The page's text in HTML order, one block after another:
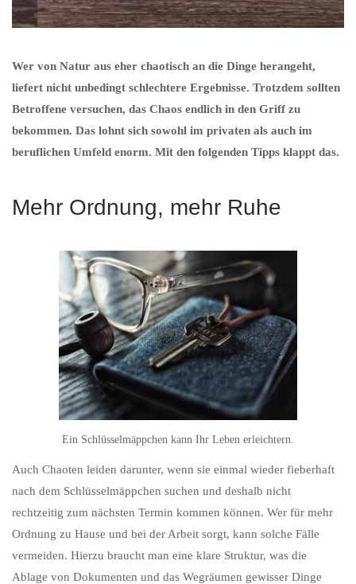
Wer von Natur aus eher chaotisch an die Dinge herangeht,
liefert nicht unbedingt schlechtere Ergebnisse. Trotzdem sollten
Betroffene versuchen, das Chaos endlich in den Griff zu
bekommen. Das lohnt sich sowohl im privaten als auch im
beruflichen Umfeld enorm. Mit den folgenden Tipps klappt das.
Mehr Ordnung, mehr Ruhe
Ein Schlüsselmäppchen kann Ihr Leben erleichtern.
Auch Chaoten leiden darunter, wenn sie einmal wieder fieberhaft
nach dem Schlüsselmäppchen suchen und deshalb nicht
rechtzeitig zum nächsten Termin kommen können. Wer für mehr
Ordnung zu Hause und bei der Arbeit sorgt, kann solche Fälle
vermeiden. Hierzu braucht man eine klare Struktur, was die
Ablage von Dokumenten und das Wegräumen gewisser Dinge